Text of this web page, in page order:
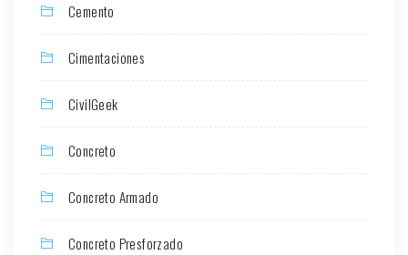
Cemento
Cimentaciones
CivilGeek
Concreto
Concreto Armado
Concreto Presforzado